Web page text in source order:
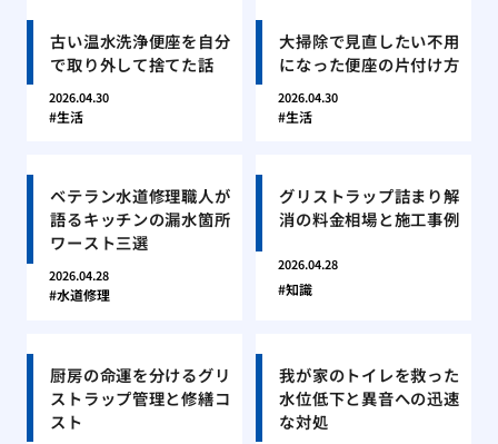
古い温水洗浄便座を自分
で取り外して捨てた話
2026.04.30
生活
大掃除で見直したい不用
になった便座の片付け方
2026.04.30
生活
ベテラン水道修理職人が
語るキッチンの漏水箇所
ワースト三選
2026.04.28
水道修理
グリストラップ詰まり解
消の料金相場と施工事例
2026.04.28
知識
厨房の命運を分けるグリ
ストラップ管理と修繕コ
スト
我が家のトイレを救った
水位低下と異音への迅速
な対処